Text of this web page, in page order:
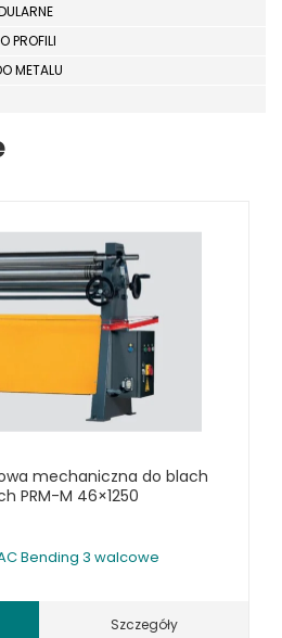
PROFILI
METALU
BENDING
DO METALU, WIELOFUNKCYJNE
mechaniczna do blach
PRM-M 46×1250
Bending 3 walcowe
Szczegóły